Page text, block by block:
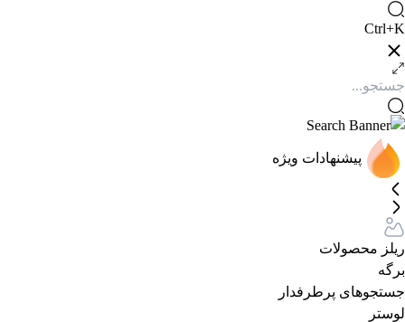
Ctrl+K
پیشنهادات ویژه
ریلز محصولات
برگه
جستجوهای پرطرفدار
لوستر